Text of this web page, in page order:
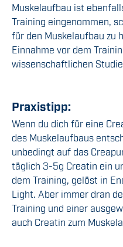
Muskelaufbau ist
Training eingenommen,
für den Muskelaufbau zu
Einnahme vor dem
wissenschaftlichen
Praxistipp:
Wenn du dich für eine
des Muskelaufbaus
unbedingt auf das
täglich 3-5g Creatin ein
dem Training, gelöst in
Light. Aber immer dran
Training und einer
auch Creatin zum